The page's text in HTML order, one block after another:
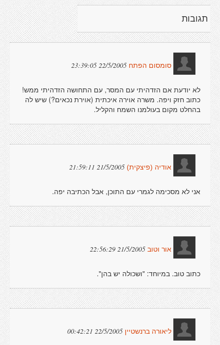
תגובות
סומסום הפתח 22/5/2005 23:39:05
לא יודעת אם הזדהיתי עם המסר, עם התחושה הזדהיתי ממש!
כתוב חזק ויפה. משרה אוירה איכתית (אוירת נכאים?) שיש לה
בהחלט מקום בעולמנו השמח והקליל.
אודיה (פיצקית) 21/5/2005 21:59:11
אני לא מסכימה לגמרי עם התוכן, אבל הכתיבה יפה.
אור וטוב 21/5/2005 22:56:29
כתוב טוב. במיוחד: "ושכולה יש בהן".
ליאורה ברנשטיין 22/5/2005 00:42:21